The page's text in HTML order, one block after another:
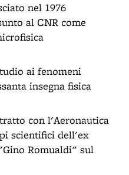
nel 1976
al CNR come
ai fenomeni
insegna fisica
con l'Aeronautica
scientifici dell'ex
Romualdi" sul